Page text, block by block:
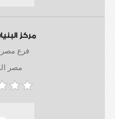
مركز
فرع مصر
مصر